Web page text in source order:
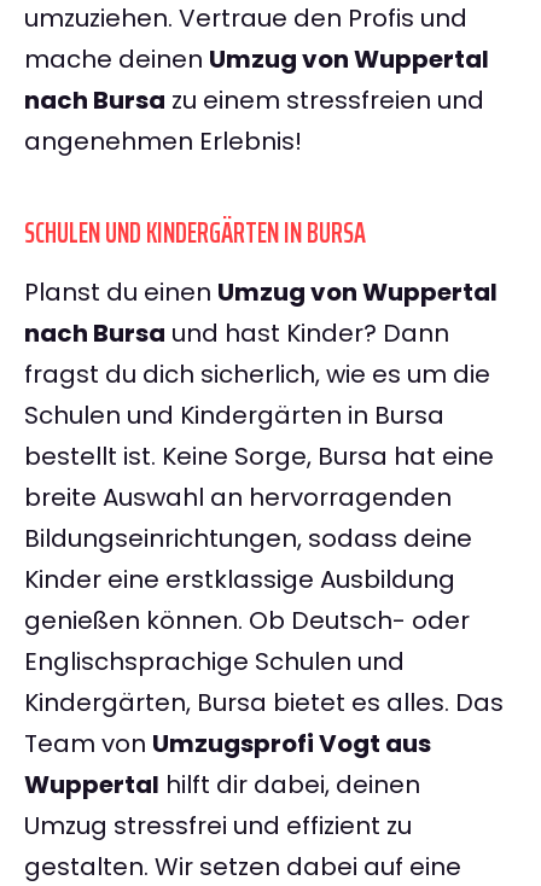
umzuziehen. Vertraue den Profis und
mache deinen Umzug von Wuppertal
nach Bursa zu einem stressfreien und
angenehmen Erlebnis!
SCHULEN UND KINDERGÄRTEN IN BURSA
Planst du einen Umzug von Wuppertal
nach Bursa und hast Kinder? Dann
fragst du dich sicherlich, wie es um die
Schulen und Kindergärten in Bursa
bestellt ist. Keine Sorge, Bursa hat eine
breite Auswahl an hervorragenden
Bildungseinrichtungen, sodass deine
Kinder eine erstklassige Ausbildung
genießen können. Ob Deutsch- oder
Englischsprachige Schulen und
Kindergärten, Bursa bietet es alles. Das
Team von Umzugsprofi Vogt aus
Wuppertal hilft dir dabei, deinen
Umzug stressfrei und effizient zu
gestalten. Wir setzen dabei auf eine